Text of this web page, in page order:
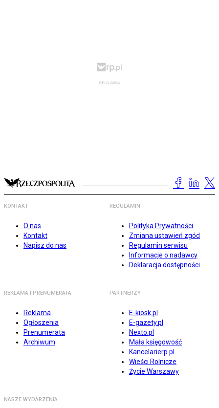
KONTAKT
O nas
Kontakt
Napisz do nas
REGULAMIN
Polityka Prywatności
Zmiana ustawień zgód
Regulamin serwisu
Informacje o nadawcy
Deklaracja dostępności
REKLAMA I PRENUMERATA
Reklama
Ogłoszenia
Prenumerata
Archiwum
PARTNERZY
E-kiosk.pl
E-gazety.pl
Nexto.pl
Mała księgowość
Kancelarierp.pl
Wieści Rolnicze
Życie Warszawy
NASZE WYDARZENIA